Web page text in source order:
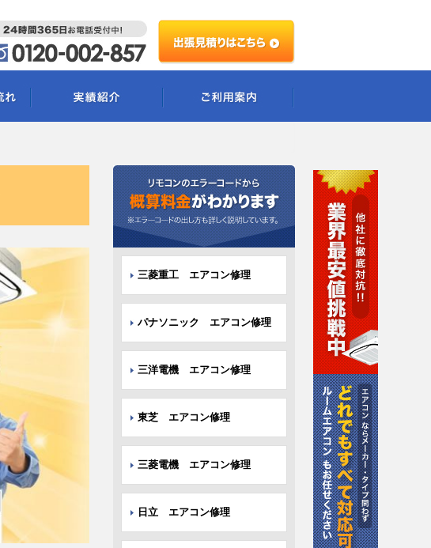
三菱重工 エアコン修理
パナソニック エアコン修理
三洋電機 エアコン修理
東芝 エアコン修理
三菱電機 エアコン修理
日立 エアコン修理